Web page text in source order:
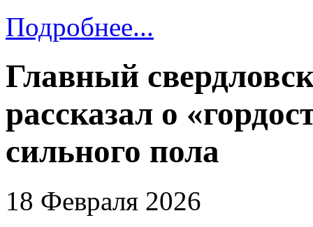
Подробнее...
Главный
рассказал о
сильного пола
18 Февраля 2026